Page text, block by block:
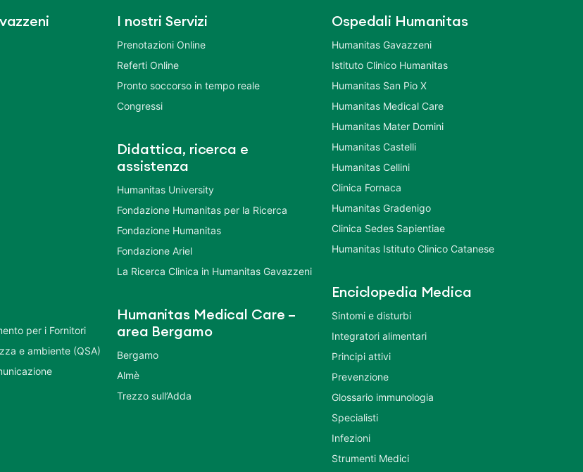
per i Fornitori
e ambiente (QSA)
I nostri Servizi
Prenotazioni Online
Referti Online
Pronto soccorso in tempo reale
Congressi
Didattica, ricerca e
assistenza
Humanitas University
Fondazione Humanitas per la Ricerca
Fondazione Humanitas
Fondazione Ariel
La Ricerca Clinica in Humanitas Gavazzeni
Humanitas Medical Care –
area Bergamo
Bergamo
Almè
Trezzo sull’Adda
Ospedali Humanitas
Humanitas Gavazzeni
Istituto Clinico Humanitas
Humanitas San Pio X
Humanitas Medical Care
Humanitas Mater Domini
Humanitas Castelli
Humanitas Cellini
Clinica Fornaca
Humanitas Gradenigo
Clinica Sedes Sapientiae
Humanitas Istituto Clinico Catanese
Enciclopedia Medica
Sintomi e disturbi
Integratori alimentari
Principi attivi
Prevenzione
Glossario immunologia
Specialisti
Infezioni
Strumenti Medici